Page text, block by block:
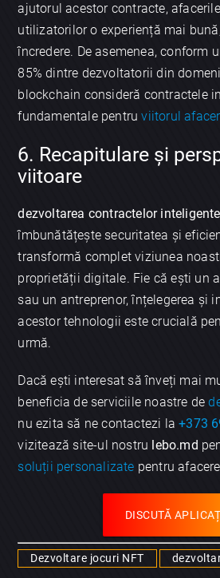
ajutorul acestor contracte,
utilizatorilor o experiență mai
încredere. De asemenea, conform
85% dintre dezvoltatorii din
blockchain consideră contractele
fundamentale pentruviitorul
6. Recapitulare și
viitoare
dezvoltarea contractelor
îmbunătățește securitatea și
transformă complet viziunea
proprietății digitale. Fie că ești un
sau un antreprenor, înțelegerea și
acestor tehnologii este crucială
urmă.
Dacă ești interesat să înveți mai
beneficia de serviciile noastre de
nu ezita să ne contactezi la+373
vizitează site-ul nostru lebo.md
soluții personalizate pentru
DISCUTĂ
Dezvoltare jocuri NFT